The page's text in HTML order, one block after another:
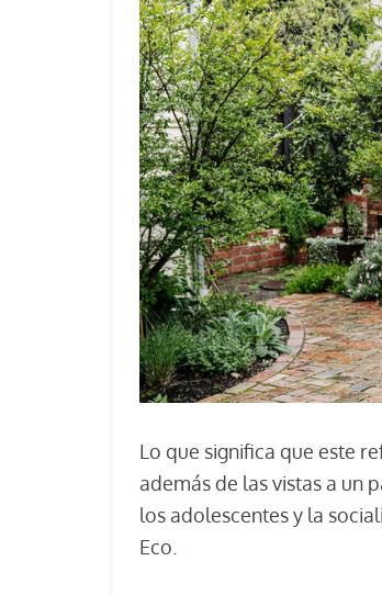
Lo que significa que este
además de las vistas a un
los adolescentes y la
Eco.